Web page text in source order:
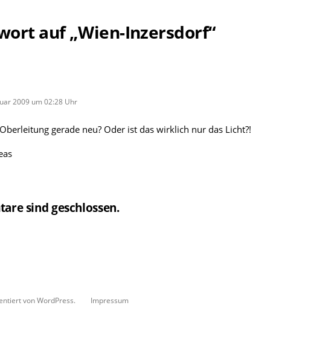
auf „Wien-Inzersdorf“
2009 um 02:28 Uhr
gerade neu? Oder ist das wirklich nur das Licht?!
sind geschlossen.
von WordPress. Impressum